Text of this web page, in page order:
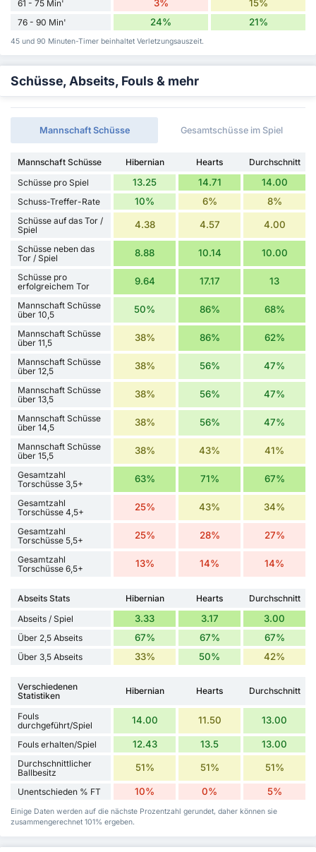
61 - 75 Min' 3% 15%
76 - 90 Min' 24% 21%
45 und 90 Minuten-Timer beinhaltet Verletzungsauszeit.
Schüsse, Abseits, Fouls & mehr
Mannschaft Schüsse Gesamtschüsse im Spiel
Mannschaft Schüsse Hibernian Hearts
Durchschnitt
Schüsse pro Spiel
13.25 14.71 14.00
Schuss-Treffer-Rate 10% 6% 8%
Schüsse auf das Tor /
Spiel
4.38 4.57 4.00
Schüsse neben das
Tor / Spiel
8.88 10.14 10.00
Schüsse pro
erfolgreichem Tor
9.64 17.17 13
Mannschaft Schüsse
über 10,5
50% 86% 68%
Mannschaft Schüsse
über 11,5
38% 86% 62%
Mannschaft Schüsse
über 12,5
38% 56% 47%
Mannschaft Schüsse
über 13,5
38% 56% 47%
Mannschaft Schüsse
über 14,5
38% 56% 47%
Mannschaft Schüsse
über 15,5
38% 43% 41%
Gesamtzahl
Torschüsse 3,5+
63% 71% 67%
Gesamtzahl
Torschüsse 4,5+
25% 43% 34%
Gesamtzahl
Torschüsse 5,5+
25% 28% 27%
Gesamtzahl
Torschüsse 6,5+
13% 14% 14%
Abseits Stats Hibernian Hearts
Durchschnitt
Abseits / Spiel
3.33 3.17 3.00
Über 2,5 Abseits 67% 67% 67%
Über 3,5 Abseits 33% 50% 42%
Verschiedenen
Statistiken
Hibernian Hearts Durchschnitt
Fouls
durchgeführt/Spiel
14.00 11.50 13.00
Fouls erhalten/Spiel 12.43 13.5 13.00
Durchschnittlicher
Ballbesitz
51% 51% 51%
Unentschieden % FT 10% 0% 5%
Einige Daten werden auf die nächste Prozentzahl gerundet, daher können sie
zusammengerechnet 101% ergeben.